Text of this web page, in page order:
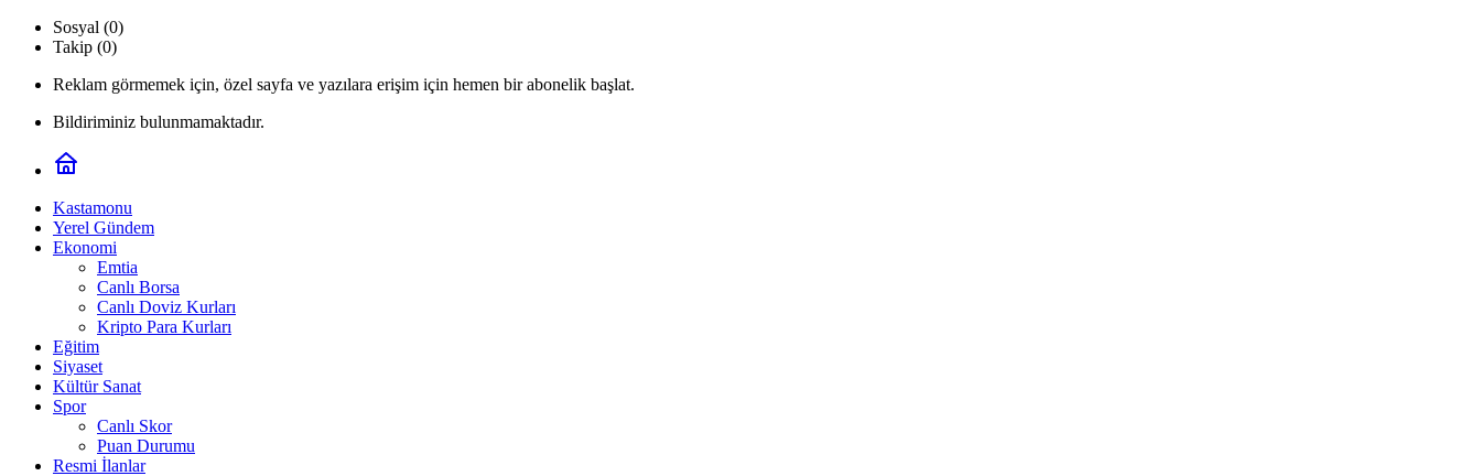
Sosyal (0)
Takip (0)
Reklam görmemek için, özel sayfa ve yazılara erişim için hemen bir abonelik başlat.
Bildiriminiz bulunmamaktadır.
Kastamonu
Yerel Gündem
Ekonomi
Emtia
Canlı Borsa
Canlı Doviz Kurları
Kripto Para Kurları
Eğitim
Siyaset
Kültür Sanat
Spor
Canlı Skor
Puan Durumu
Resmi İlanlar